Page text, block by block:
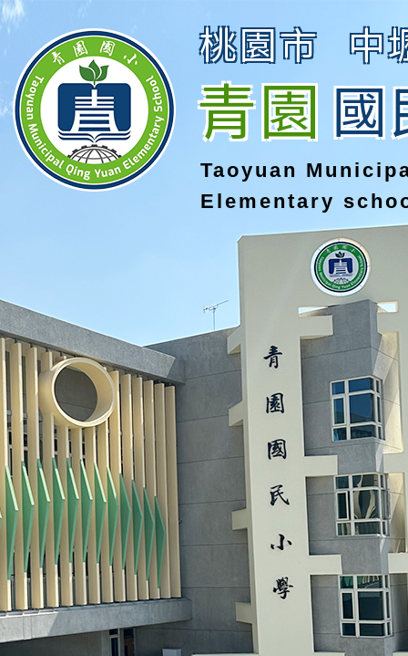
桃園市 中
青園國
Taoyuan
Elementary